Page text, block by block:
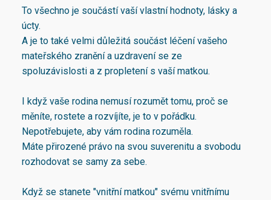
To všechno je součástí vaší vlastní hodnoty, lásky a
úcty.
A je to také velmi důležitá součást léčení vašeho
mateřského zranění a uzdravení se ze
spoluzávislosti a z propletení s vaší matkou.
I když vaše rodina nemusí rozumět tomu, proč se
měníte, rostete a rozvíjíte, je to v pořádku.
Nepotřebujete, aby vám rodina rozuměla.
Máte přirozené právo na svou suverenitu a svobodu
rozhodovat se samy za sebe.
Když se stanete "vnitřní matkou" svému vnitřnímu